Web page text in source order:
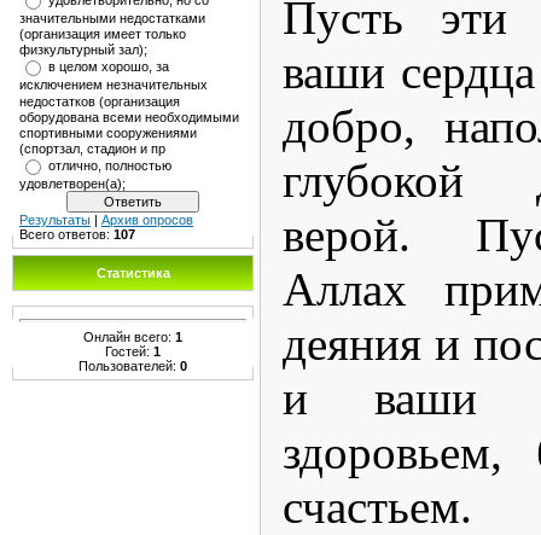
значительными недостатками
(организация имеет только
физкультурный зал);
в целом хорошо, за
исключением незначительных
недостатков (организация
оборудована всеми необходимыми
спортивными сооружениями
(спортзал, стадион и пр
отлично, полностью
удовлетворен(а);
Результаты
Архив опросов
Всего ответов: 107
Статистика
Онлайн всего: 1
Гостей: 1
Пользователей: 0
Пусть эти
ваши
добро,
глубокой
верой.
Аллах
деяния и
и ваши
здоровьем,
счастьем.